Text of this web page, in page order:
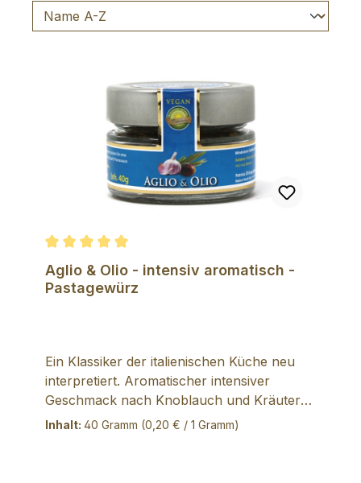
Durchschnittliche Bewertung von 5 von 5 Sternen
Aglio & Olio - intensiv aromatisch -
Pastagewürz
Ein Klassiker der italienischen Küche neu
interpretiert. Aromatischer intensiver
Geschmack nach Knoblauch und Kräutern.
Zutaten: Petersilie, 40% Knoblauch,
Inhalt: 40 Gramm (0,20 € / 1 Gramm)